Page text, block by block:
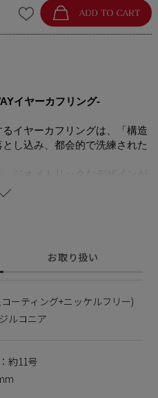
イヤーカフリング-
イヤーカフリングは、「構造
し込み、都会的で洗練された
ジオメトリックなデザインが
、都会的な表情を完成させる
な3itemセットは
ニッケルで引き起こるアレル
ぼ含まずに作られた素材を指
お取り扱い
ーティング+ニッケルフリー)
ルコニア
約11号